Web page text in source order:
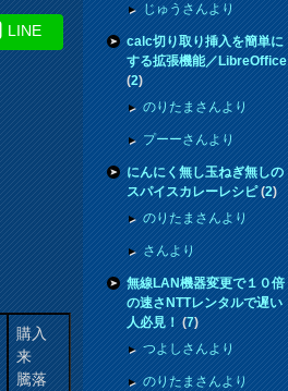
LINE
購入
来
騰落
じゅうさんより
calc切り取り挿入を簡単に
する拡張機能／LibreOffice
(2)
のりたまさんより
プーーさんより
にんにく無し玉ねぎ無しの
スパイスカレーレシピ(2)
のりたまさんより
さんより
無線LAN機器変更で１０倍
の速さNTTレンタルで遅い
人必見！(7)
つよしさんより
のりたまさんより